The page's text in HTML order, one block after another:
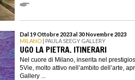
Dal 19 Ottobre 2023 al 30 Novembre 2023
MILANO | PAULA SEEGY GALLERY
UGO LA PIETRA. ITINERARI
Nel cuore di Milano, inserita nel
5Vie, molto attivo nell’ambito dell’arte,
Gallery ...